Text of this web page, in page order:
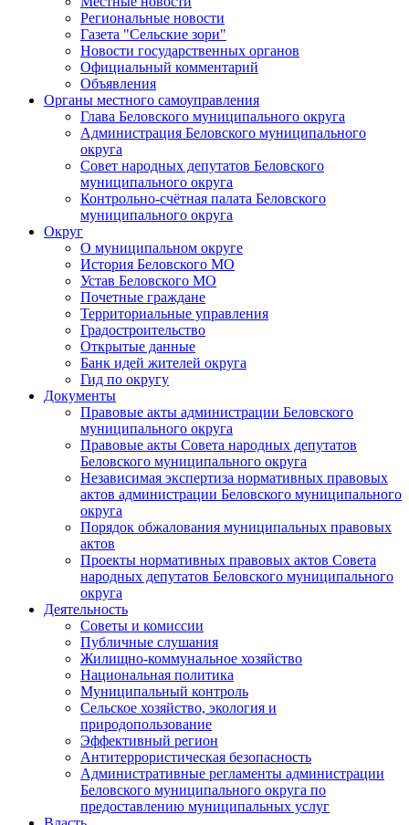
Региональные новости
Газета "Сельские зори"
Новости государственных органов
Официальный комментарий
Объявления
Органы местного самоуправления
Глава Беловского муниципального округа
Администрация Беловского муниципального
округа
Совет народных депутатов Беловского
муниципального округа
Контрольно-счётная палата Беловского
муниципального округа
Округ
О муниципальном округе
История Беловского МО
Устав Беловского МО
Почетные граждане
Территориальные управления
Градостроительство
Открытые данные
Банк идей жителей округа
Гид по округу
Документы
Правовые акты администрации Беловского
муниципального округа
Правовые акты Совета народных депутатов
Беловского муниципального округа
Независимая экспертиза нормативных правовых
актов администрации Беловского муниципального
округа
Порядок обжалования муниципальных правовых
актов
Проекты нормативных правовых актов Совета
народных депутатов Беловского муниципального
округа
Деятельность
Советы и комиссии
Публичные слушания
Жилищно-коммунальное хозяйство
Национальная политика
Муниципальный контроль
Сельское хозяйство, экология и
природопользование
Эффективный регион
Антитеррористическая безопасность
Административные регламенты администрации
Беловского муниципального округа по
предоставлению муниципальных услуг